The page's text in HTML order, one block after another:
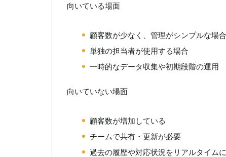
向いている場面
顧客数が少なく、管理がシンプルな場合
単独の担当者が使用する場合
一時的なデータ収集や初期段階の運用
向いていない場面
顧客数が増加している
チームで共有・更新が必要
過去の履歴や対応状況をリアルタイム